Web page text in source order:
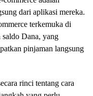
dari aplikasi mereka.
terkemuka di
Dana, yang
pinjaman langsung
rinci tentang cara